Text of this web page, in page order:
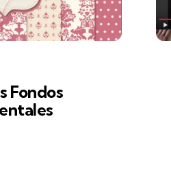
Fondos